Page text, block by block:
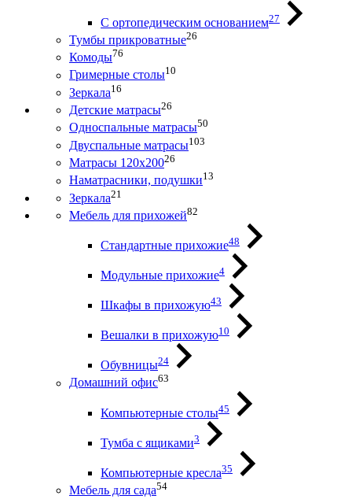
С ортопедическим основанием27
Тумбы прикроватные26
Комоды76
Гримерные столы10
Зеркала16
Детские матрасы26
Односпальные матрасы50
Двуспальные матрасы103
Матрасы 120х20026
Наматрасники, подушки13
Зеркала21
Мебель для прихожей82
Стандартные прихожие48
Модульные прихожие4
Шкафы в прихожую43
Вешалки в прихожую10
Обувницы24
Домашний офис63
Компьютерные столы45
Тумба с ящиками3
Компьютерные кресла35
Мебель для сада54